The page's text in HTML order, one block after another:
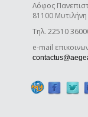
Λόφος
81100 Μυτιλήνη
Τηλ. 22510
e-mail